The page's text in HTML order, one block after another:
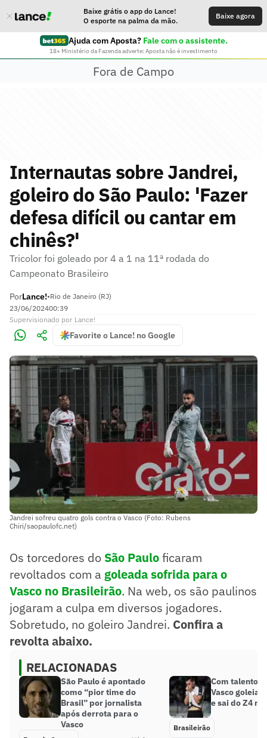
Baixe grátis o app do Lance!
O esporte na palma da mão.
Baixe agora
Ajuda com Aposta? Fale com o assistente.
18+ Ministério da Fazenda adverte: Aposta não é investimento
Fora de Campo
Internautas sobre Jandrei,
goleiro do São Paulo: 'Fazer
defesa difícil ou cantar em
chinês?'
Tricolor foi goleado por 4 a 1 na 11ª rodada do
Campeonato Brasileiro
PorLance!•Rio de Janeiro (RJ)
23/06/202400:39
Supervisionado por Lance!
Favorite o Lance! no Google
Jandrei sofreu quatro gols contra o Vasco (Foto: Rubens
Chiri/saopaulofc.net)
Os torcedores do São Pauloficaram
revoltados com a goleada sofrida para o
Vasco no Brasileirão. Na web, os são paulinos
jogaram a culpa em diversos jogadores.
Sobretudo, no goleiro Jandrei. Confira a
revolta abaixo.
RELACIONADAS
São Paulo é apontado
como “pior time do
Brasil” por jornalista
após derrota para o
Vasco
Com talento
Vasco goleia
e sai do Z4
Brasileirão